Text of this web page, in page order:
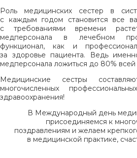
Роль медицинских сестер в
с каждым годом становится все
с требованиями времени
медперсонала в лечебном
функционал, как и
за здоровье пациента. Ведь
медперсонала ложиться до 80% всей
Медицинские сестры
многочисленных
здравоохранения!
В Международный день
присоединяемся к
поздравлениям и желаем
в медицинской практике,